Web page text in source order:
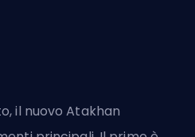
il nuovo Atakhan